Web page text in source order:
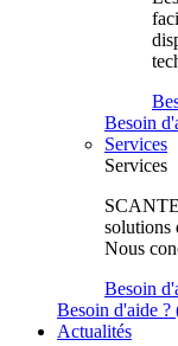
Besoin
Services
Services
solutions
Nous
Besoin
Besoin d'aide
Actualités